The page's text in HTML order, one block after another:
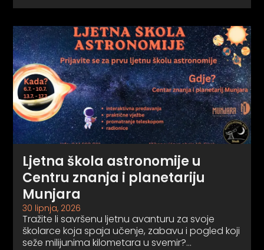
Ljetna škola astronomije u
Centru znanja i planetariju
Munjara
30 lipnja, 2026
Tražite li savršenu ljetnu avanturu za svoje
školarce koja spaja učenje, zabavu i pogled koji
seže milijunima kilometara u svemir?…